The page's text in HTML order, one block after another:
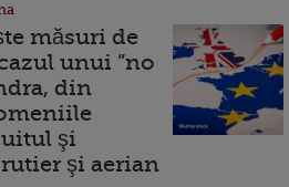
măsuri de
unui ”no
din
şi
şi aerian